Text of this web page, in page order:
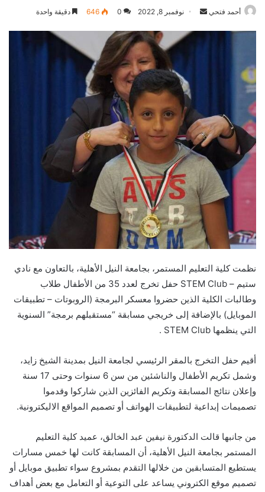
أحمد فتحي
أرسل
إلكترونيا
نوفمبر 8, 2022 0
646 دقيقة واحدة
نظمت كلية التعليم المستمر، بجامعة النيل الأهلية، بالتعاون مع نادي
ستيم – STEM Club حفل تخرج لعدد 35 من الأطفال طلاب
وطالبات الكلية الذين حضروا معسكر البرمجة (الروبوتات – تطبيقات
الموبايل) بالإضافة إلى خريجي مسابقة “مستقبلهم برمجة” السنوية
التي ينظمها STEM Club .
أقيم حفل التخرج بالمقر الرئيسي لجامعة النيل بمدينة الشيخ زايد،
وشمل تكريم الأطفال والناشئين من سن 6 سنوات وحتى 17 سنة
وإعلان نتائج المسابقة وتكريم الفائزين الذين شاركوا وقدموا
تصميمات إبداعية لتطبيقات الهواتف أو تصميم المواقع الاليكترونية.
من جانبها قالت الدكتورة نيفين عبد الخالق، عميد كلية التعليم
المستمر بجامعة النيل الأهلية، أن المسابقة كانت لها خمس مسارات
يستطيع المتسابقين من خلالها التقدم بمشروع سواء تطبيق موبايل أو
تصميم موقع الكتروني يساعد على التوعية أو التعامل مع بعض أهداف